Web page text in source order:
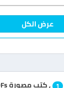
عرض الكل
1
,كتب مصورة PDFs